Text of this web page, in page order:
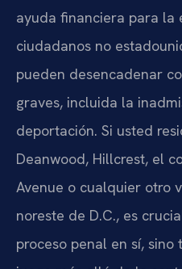
ayuda financiera para la
ciudadanos no
pueden desencadenar
graves, incluida la
deportación. Si usted
Deanwood, Hillcrest, el
Avenue o cualquier otro
noreste de D.C., es
proceso penal en sí,